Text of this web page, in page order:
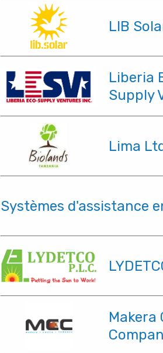
LIB
Liberia
Supply
Lima
Systèmes d'assistance
Makera